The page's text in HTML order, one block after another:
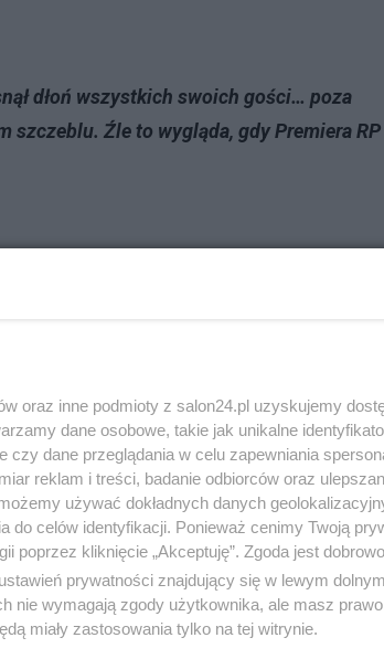
dłoń wszystkich swoich gości… poza
szczeblu. Źle to wygląda, gdy Premiera
w-paryzu-zle-to-wyglada
Obserwuj notkę
basen z kulkami i tańce hulańce. Tak resort
publiczną kasę
Redakcja
oraz inne podmioty z salon24.pl uzyskujemy
dane osobowe, takie jak unikalne
czy dane przeglądania w celu zapewniania
reklam i treści, badanie odbiorców oraz
używać dokładnych danych
do celów identyfikacji. Ponieważ cenimy Twoją
poprzez kliknięcie „Akceptuję”. Zgoda jest
prywatności znajdujący się w lewym
nie wymagają zgody użytkownika, ale masz
miały zastosowania tylko na tej witrynie.